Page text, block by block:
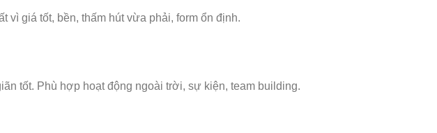
vì giá tốt, bền, thấm hút vừa phải, form ổn định.
tốt. Phù hợp hoạt động ngoài trời, sự kiện, team building.